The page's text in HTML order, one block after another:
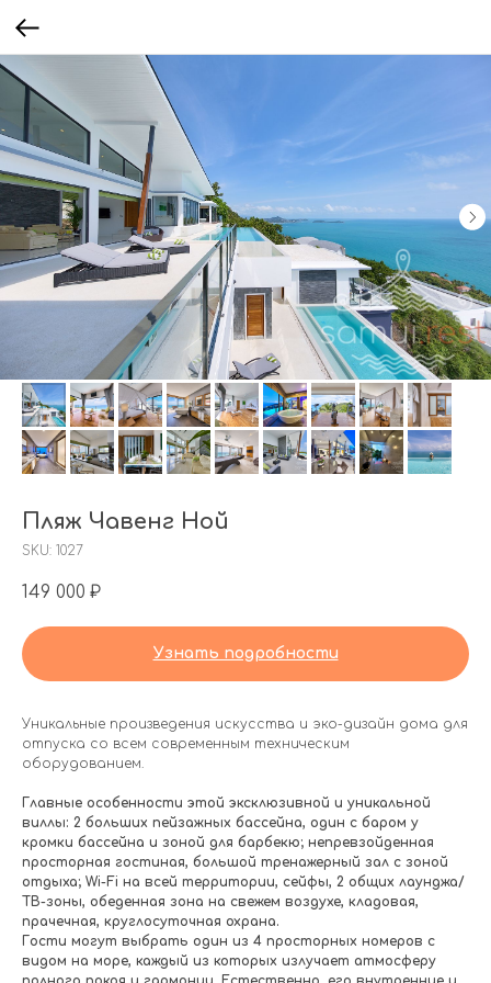
Пляж Чавенг Ной
SKU: 1027
149 000 ₽
Узнать подробности
Уникальные произведения искусства и эко-дизайн дома для
отпуска со всем современным техническим
оборудованием.
Главные особенности этой эксклюзивной и уникальной
виллы: 2 больших пейзажных бассейна, один с баром у
кромки бассейна и зоной для барбекю; непревзойденная
просторная гостиная, большой тренажерный зал с зоной
отдыха; Wi-Fi на всей территории, сейфы, 2 общих лаунджа/
ТВ-зоны, обеденная зона на свежем воздухе, кладовая,
прачечная, круглосуточная охрана.
Гости могут выбрать один из 4 просторных номеров с
видом на море, каждый из которых излучает атмосферу